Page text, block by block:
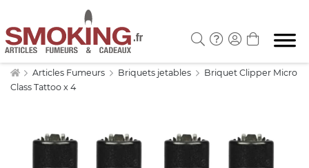
Articles Fumeurs Briquets jetables
Briquet Clipper Micro
Class Tattoo x 4